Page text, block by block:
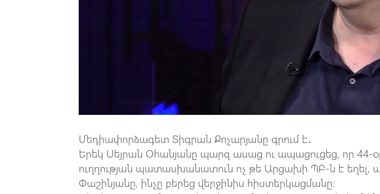
Մեդիափորձագետ Տիգրան Քոչարյանը գրում է․
Երեկ Սեյրան Օհանյանը պարզ ասաց ու ապացուցեց, որ 44-
ուղղության պատասխանատուն ոչ թե Արցախի ՊԲ-ն է եղել,
Փաշինյանը, ինչը բերեց վերջինիս հիստերկացմանը։